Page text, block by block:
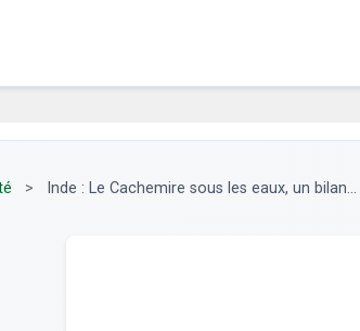
> Inde : Le Cachemire sous les eaux, un bilan...